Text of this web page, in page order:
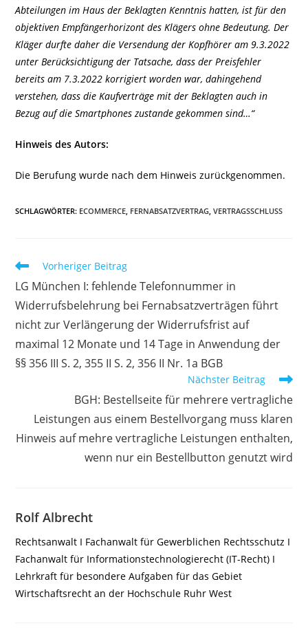
Abteilungen im Haus der Beklagten Kenntnis hatten, ist für den
objektiven Empfängerhorizont des Klägers ohne Bedeutung. Der
Kläger durfte daher die Versendung der Kopfhörer am 9.3.2022
unter Berücksichtigung der Tatsache, dass der Preisfehler
bereits am 7.3.2022 korrigiert worden war, dahingehend
verstehen, dass die Kaufverträge mit der Beklagten auch in
Bezug auf die Smartphones zustande gekommen sind…“
Hinweis des Autors:
Die Berufung wurde nach dem Hinweis zurückgenommen.
SCHLAGWÖRTER: ECOMMERCE FERNABSATZVERTRAG VERTRAGSSCHLUSS
Weitere
ansehen
Vorheriger Beitrag
LG München I: fehlende Telefonnummer in
Widerrufsbelehrung bei Fernabsatzverträgen führt
nicht zur Verlängerung der Widerrufsfrist auf
maximal 12 Monate und 14 Tage in Anwendung der
§§ 356 III S. 2, 355 II S. 2, 356 II Nr. 1a BGB
Nächster Beitrag
BGH: Bestellseite für mehrere vertragliche
Leistungen aus einem Bestellvorgang muss klaren
Hinweis auf mehre vertragliche Leistungen enthalten,
wenn nur ein Bestellbutton genutzt wird
Rolf Albrecht
Rechtsanwalt I Fachanwalt für Gewerblichen Rechtsschutz I
Fachanwalt für Informationstechnologierecht (IT-Recht) I
Lehrkraft für besondere Aufgaben für das Gebiet
Wirtschaftsrecht an der Hochschule Ruhr West